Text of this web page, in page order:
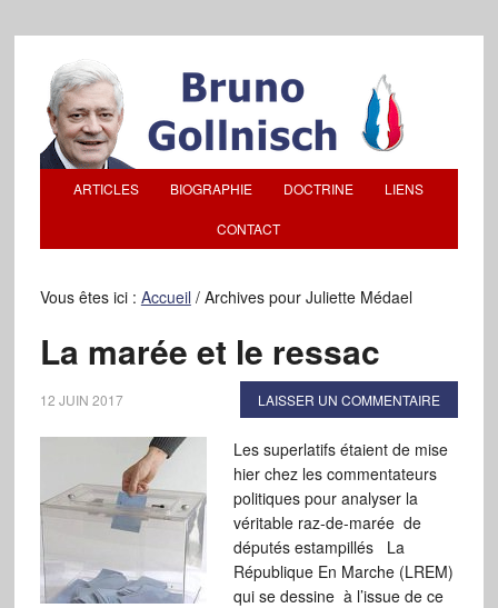
ARTICLES BIOGRAPHIE DOCTRINE LIENS
CONTACT
Vous êtes ici : Accueil /Archives pour Juliette Médael
La marée et le ressac
12 JUIN 2017 LAISSER UN COMMENTAIRE
Les superlatifs étaient de mise
hier chez les commentateurs
politiques pour analyser la
véritable raz-de-marée de
députés estampillés La
République En Marche (LREM)
qui se dessine à l’issue de ce